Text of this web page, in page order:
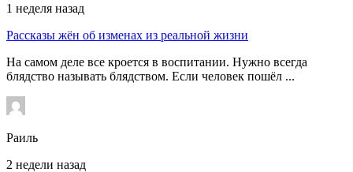
1 неделя назад
Рассказы жён об изменах из реальной жизни
На самом деле все кроется в воспитании. Нужно всегда
блядство называть блядством. Если человек пошёл ...
Раиль
2 недели назад